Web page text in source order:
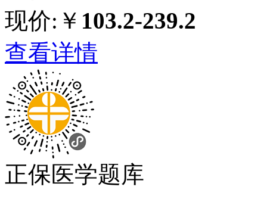
现价:￥ 103.2-239.2
查看详情
正保医学题库